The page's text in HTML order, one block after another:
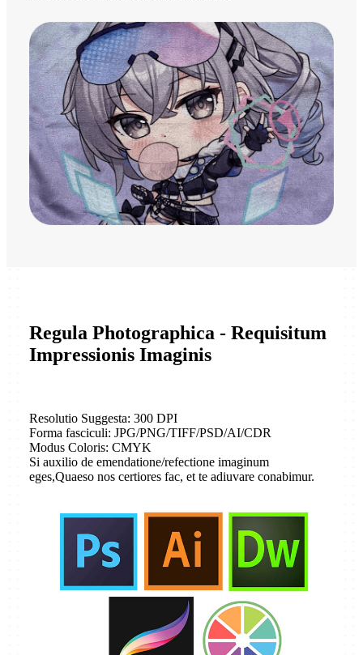
Regula Photographica - Requisitum
Impressionis Imaginis
Resolutio Suggesta: 300 DPI
Forma fasciculi: JPG/PNG/TIFF/PSD/AI/CDR
Modus Coloris: CMYK
Si auxilio de emendatione/refectione imaginum
eges,Quaeso nos certiores fac, et te adiuvare conabimur.